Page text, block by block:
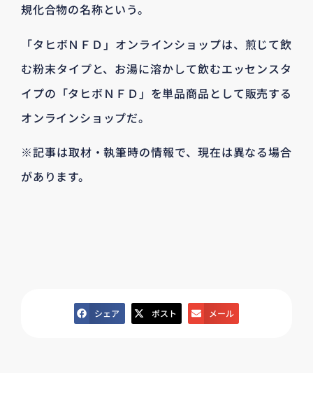
規化合物の名称という。
「タヒボＮＦＤ」オンラインショップは、煎じて飲
む粉末タイプと、お湯に溶かして飲むエッセンスタ
イプの「タヒボＮＦＤ」を単品商品として販売する
オンラインショップだ。
※記事は取材・執筆時の情報で、現在は異なる場合
があります。
シェア ポスト メール